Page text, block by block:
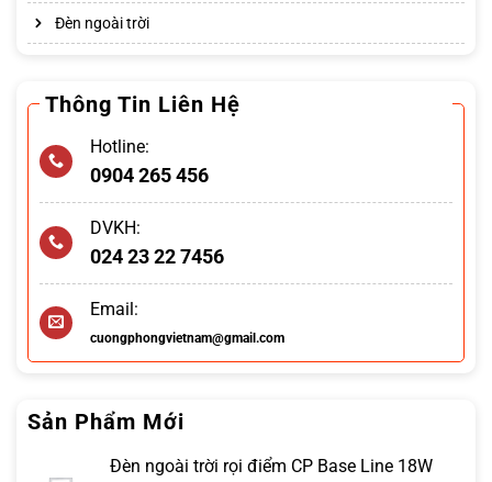
Đèn ngoài trời
Thông Tin Liên Hệ
Hotline:
0904 265 456
DVKH:
024 23 22 7456
Email:
cuongphongvietnam@gmail.com
Sản Phẩm Mới
Đèn ngoài trời rọi điểm CP Base Line 18W